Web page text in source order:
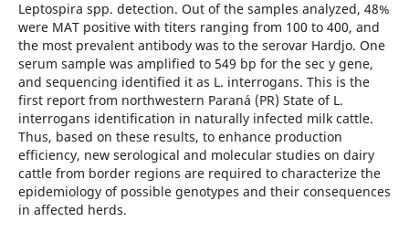
Leptospira spp. detection. Out of the samples analyzed, 48%
were MAT positive with titers ranging from 100 to 400, and
the most prevalent antibody was to the serovar Hardjo. One
serum sample was amplified to 549 bp for the sec y gene,
and sequencing identified it as L. interrogans. This is the
first report from northwestern Paraná (PR) State of L.
interrogans identification in naturally infected milk cattle.
Thus, based on these results, to enhance production
efficiency, new serological and molecular studies on dairy
cattle from border regions are required to characterize the
epidemiology of possible genotypes and their consequences
in affected herds.